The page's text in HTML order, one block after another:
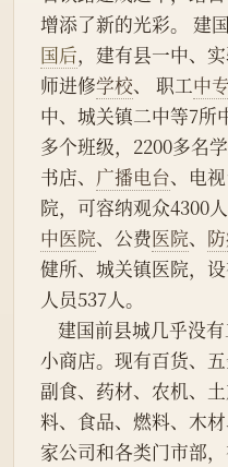
增添了新的光彩。 建
国后，建有县一中、
师进修学校、 职工中专
中、城关镇二中等7所
多个班级，2200多名
书店、 广播电台、电
院，可容纳观众4300
中医院、公费医院、
健所、城关镇医院，
人员537人。
小商店。现有百货、五
副食、药材、农机、
料、食品、燃料、木
家公司和各类门市部